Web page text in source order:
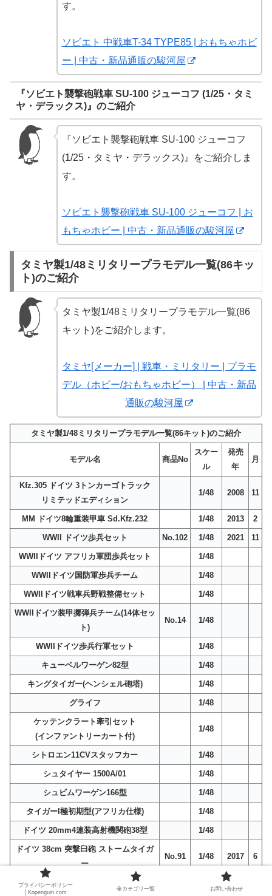
す。
ソビエト 中戦車T-34 TYPE85 | おもちゃホビ
ー | 中古・新品通販の駿河屋
『ソビエト襲撃砲戦車 SU-100 ジューコフ (1/25・タミ
ヤ・デラックス)』のご紹介
『ソビエト襲撃砲戦車 SU-100 ジューコフ
(1/25・タミヤ・デラックス)』をご紹介しま
す。
ソビエト襲撃砲戦車 SU-100 ジューコフ | お
もちゃホビー | 中古・新品通販の駿河屋
タミヤ製1/48ミリタリープラモデル一覧(86キッ
ト)のご紹介
タミヤ製1/48ミリタリープラモデル一覧(86
キット)をご紹介します。
タミヤ[メーカー] | 戦車・ミリタリー | プラモ
デル（ホビー/おもちゃホビー） | 中古・新品
通販の駿河屋
タミヤ製1/48ミリタリープラモデル一覧(86キット)のご紹介
モデル名 商品No
スケー
ル
発売
年
月
Kfz.305 ドイツ 3トンカーゴトラック
リミテッドエディション
1/48 2008 11
MM ドイツ8輪重装甲車 Sd.Kfz.232 1/48 2013 2
WWII ドイツ歩兵セット No.102 1/48 2021 11
WWIIドイツ アフリカ軍団歩兵セット 1/48
WWIIドイツ国防軍歩兵チーム 1/48
WWIIドイツ戦車兵野戦整備セット 1/48
WWIIドイツ装甲擲弾兵チーム(14体セッ
ト)
No.14 1/48
WWIIドイツ歩兵行軍セット 1/48
キューベルワーゲン82型 1/48
キングタイガー(ヘンシェル砲塔) 1/48
グライフ 1/48
ケッテンクラート牽引セット
(インファントリーカート付)
1/48
シトロエン11CVスタッフカー 1/48
シュタイヤー 1500A/01 1/48
シュビムワーゲン166型 1/48
タイガーI極初期型(アフリカ仕様) 1/48
ドイツ 20mm4連装高射機関砲38型 1/48
ドイツ 38cm 突撃臼砲 ストームタイガ
ー
No.91 1/48 2017 6
ドイツ 4輪装甲偵察車 Sd.Kfz.222 2008
プライバシーポリシー
│Kopenguin.com
全カテゴリ一覧 お問い合わせ